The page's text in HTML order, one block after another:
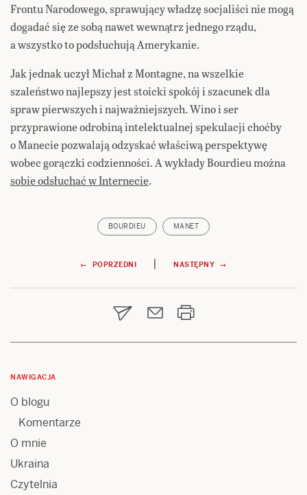
Frontu Narodowego, sprawujący władzę socjaliści nie mogą
dogadać się ze sobą nawet wewnątrz jednego rządu,
a wszystko to podsłuchują Amerykanie.
Jak jednak uczył Michał z Montagne, na wszelkie
szaleństwo najlepszy jest stoicki spokój i szacunek dla
spraw pierwszych i najważniejszych. Wino i ser
przyprawione odrobiną intelektualnej spekulacji choćby
o Manecie pozwalają odzyskać właściwą perspektywę
wobec gorączki codzienności. A wykłady Bourdieu można
sobie odsłuchać w Internecie.
BOURDIEU MANET
Nawigacja
wpisu
← POPRZEDNI | NASTĘPNY →
NAWIGACJA
O blogu
Komentarze
O mnie
Ukraina
Czytelnia